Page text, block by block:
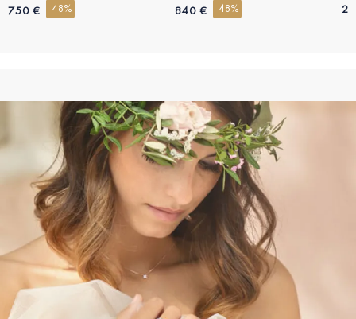
750 € -48% 840 € -48%